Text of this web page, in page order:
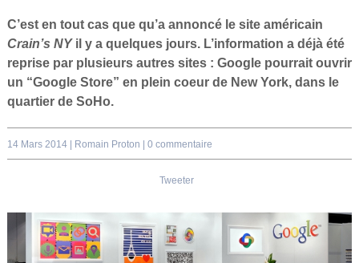
C’est en tout cas que qu’a annoncé le site américain
Crain’s NYil y a quelques jours. L’information a déjà été
reprise par plusieurs autres sites : Google pourrait ouvrir
un “Google Store” en plein coeur de New York, dans le
quartier de SoHo.
14 Mars 2014 | Romain Proton 0 commentaire
Tweeter